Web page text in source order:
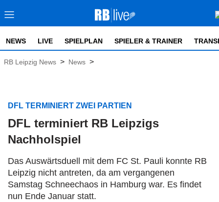
NEWS LIVE SPIELPLAN SPIELER & TRAINER
RB Leipzig News > News >
DFL TERMINIERT ZWEI PARTIEN
DFL terminiert RB Leipzigs
Nachholspiel
Das Auswärtsduell mit dem FC St. Pauli konnte RB
Leipzig nicht antreten, da am vergangenen
Samstag Schneechaos in Hamburg war. Es findet
nun Ende Januar statt.